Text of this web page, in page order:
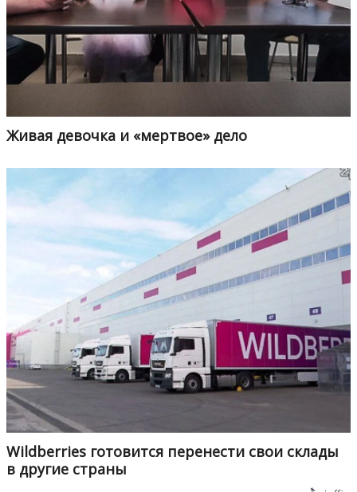
Живая девочка и «мертвое» дело
Wildberries готовится перенести свои склады
в другие страны